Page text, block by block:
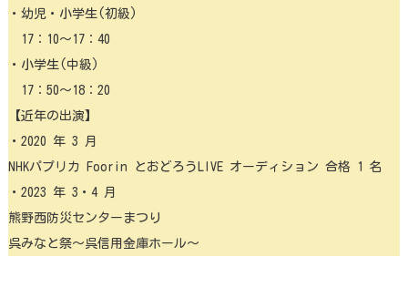
・幼児・小学生(初級)
17：10～17：40
・小学生(中級)
17：50～18：20
【近年の出演】
・2020 年 3 月
NHKパプリカ Foorin とおどろうLIVE オーディション 合格 1 名
・2023 年 3・4 月
熊野西防災センターまつり
呉みなと祭～呉信用金庫ホール～